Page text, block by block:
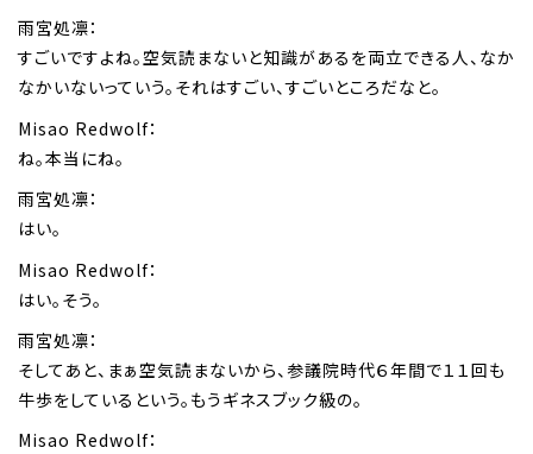
雨宮処凛：
すごいですよね。空気読まないと知識があるを両立できる人、なか
なかいないっていう。それはすごい、すごいところだなと。
Misao Redwolf：
ね。本当にね。
雨宮処凛：
はい。
Misao Redwolf：
はい。そう。
雨宮処凛：
そしてあと、まぁ空気読まないから、参議院時代６年間で１１回も
牛歩をしているという。もうギネスブック級の。
Misao Redwolf：